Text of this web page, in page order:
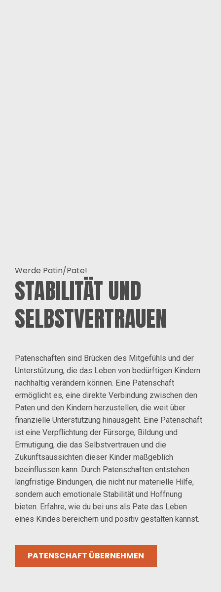
Werde Patin/Pate!
STABILITÄT UND
SELBSTVERTRAUEN
Patenschaften sind Brücken des Mitgefühls und der
Unterstützung, die das Leben von bedürftigen Kindern
nachhaltig verändern können. Eine Patenschaft
ermöglicht es, eine direkte Verbindung zwischen den
Paten und den Kindern herzustellen, die weit über
finanzielle Unterstützung hinausgeht. Eine Patenschaft
ist eine Verpflichtung der Fürsorge, Bildung und
Ermutigung, die das Selbstvertrauen und die
Zukunftsaussichten dieser Kinder maßgeblich
beeinflussen kann. Durch Patenschaften entstehen
langfristige Bindungen, die nicht nur materielle Hilfe,
sondern auch emotionale Stabilität und Hoffnung
bieten. Erfahre, wie du bei uns als Pate das Leben
eines Kindes bereichern und positiv gestalten kannst.
PATENSCHAFT ÜBERNEHMEN